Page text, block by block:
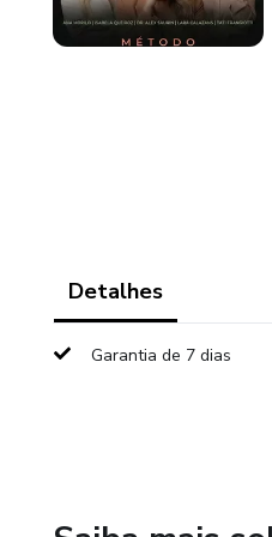
Detalhes
Garantia de 7 dias